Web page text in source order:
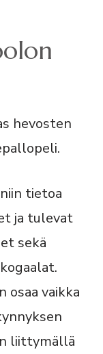
hevosten
tietoa
ja tulevat
sekä
osaa vaikka
liittymällä